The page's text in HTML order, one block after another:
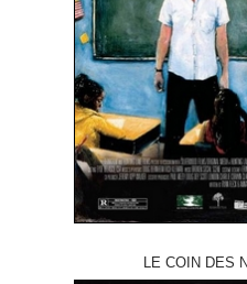
LE COIN DES